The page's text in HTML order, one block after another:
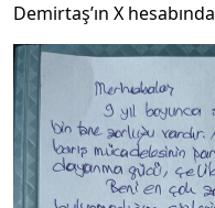
Demirtaş’ın X